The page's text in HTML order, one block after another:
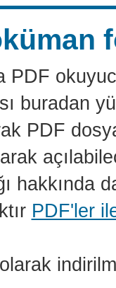
PDF
buradan
PDF
PDF'ler